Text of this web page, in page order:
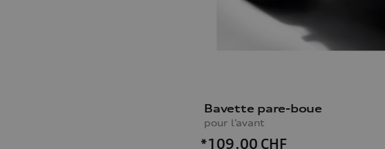
Bavette pare-boue
pour l’avant
*109,00 CHF